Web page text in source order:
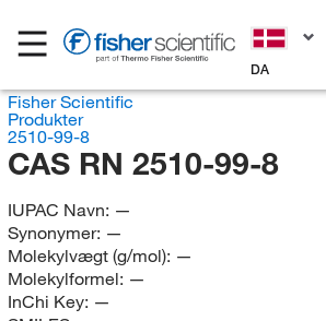
DA
Fisher Scientific
Produkter
2510-99-8
CAS RN 2510-99-8
IUPAC Navn: —
Synonymer: —
Molekylvægt (g/mol): —
Molekylformel: —
InChi Key: —